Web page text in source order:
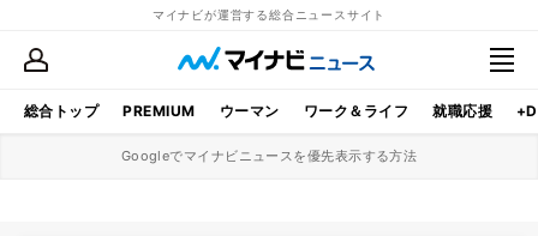
マイナビが運営する総合ニュースサイト
総合トップ PREMIUM ウーマン ワーク＆ライフ 就職応援
Googleでマイナビニュースを優先表示する方法